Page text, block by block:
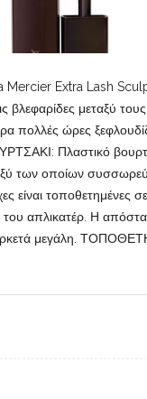
Mercier Extra Lash
βλεφαρίδες μεταξύ
πολλές ώρες
Πλαστικό
των οποίων
είναι τοποθετημένες
του απλικατέρ. Η
μεγάλη.